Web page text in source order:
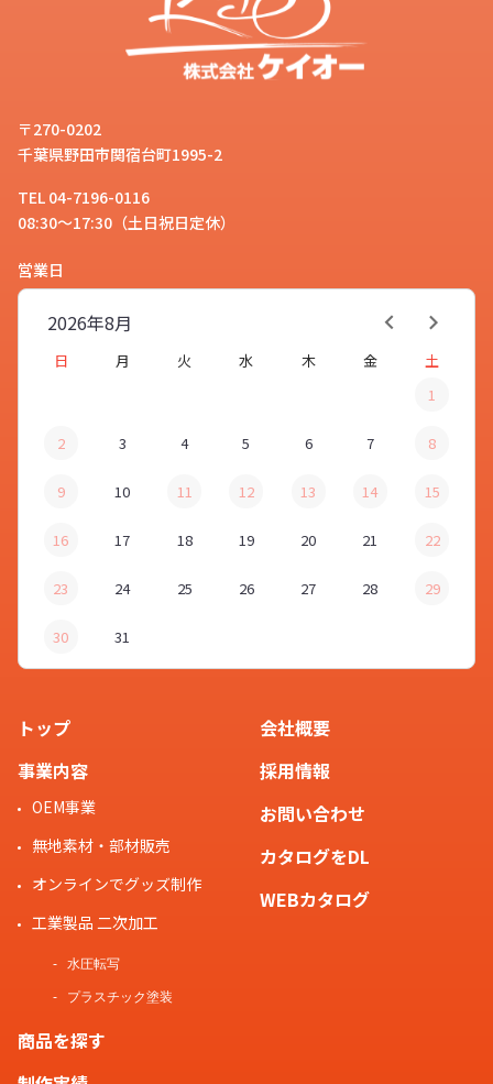
〒270-0202
千葉県野田市関宿台町1995-2
TEL 04-7196-0116
08:30～17:30（土日祝日定休）
営業日
8月
2026年
日 月 火 水 木 金
土
1
2 3 4 5 6 7 8
9 10 11 12 13 14 15
16 17 18 19 20 21 22
23 24 25 26 27 28 29
30 31
トップ
事業内容
OEM事業
無地素材・部材販売
オンラインでグッズ制作
工業製品 二次加工
水圧転写
プラスチック塗装
商品を探す
会社概要
採用情報
お問い合わせ
カタログをDL
WEBカタログ